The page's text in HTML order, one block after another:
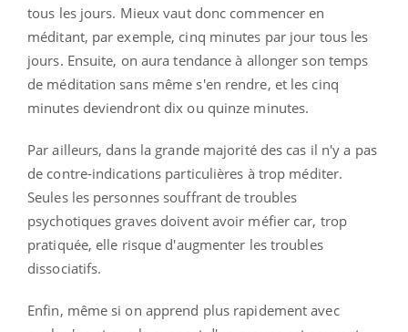
tous les jours. Mieux vaut donc commencer en
méditant, par exemple, cinq minutes par jour tous les
jours. Ensuite, on aura tendance à allonger son temps
de méditation sans même s'en rendre, et les cinq
minutes deviendront dix ou quinze minutes.
Par ailleurs, dans la grande majorité des cas il n'y a pas
de contre-indications particulières à trop méditer.
Seules les personnes souffrant de troubles
psychotiques graves doivent avoir méfier car, trop
pratiquée, elle risque d'augmenter les troubles
dissociatifs.
Enfin, même si on apprend plus rapidement avec